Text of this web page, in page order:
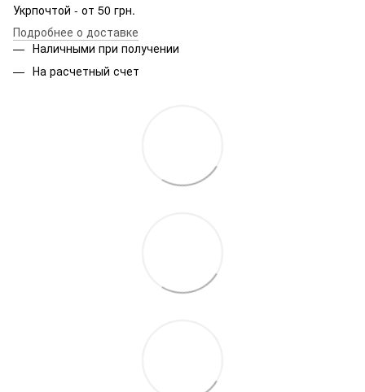
Укрпочтой - от 50 грн.
Подробнее о доставке
Наличными при получении
На расчетный счет